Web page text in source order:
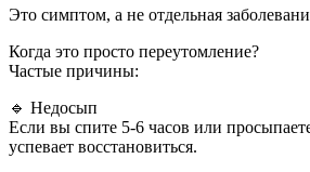
Это симптом, а не отдельная
Когда это просто переутомление?
Частые причины:
🔹 Недосып
Если вы спите 5-6 часов или
успевает восстановиться.